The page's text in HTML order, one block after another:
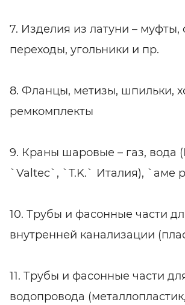
7. Изделия из латуни – муфты,
переходы, угольники и пр.
8. Фланцы, метизы, шпильки,
ремкомплекты
9. Краны шаровые – газ, вода
`Valtec`, `T.K.` Италия), `аме
10. Трубы и фасонные части
внутренней канализации
11. Трубы и фасонные части
водопровода